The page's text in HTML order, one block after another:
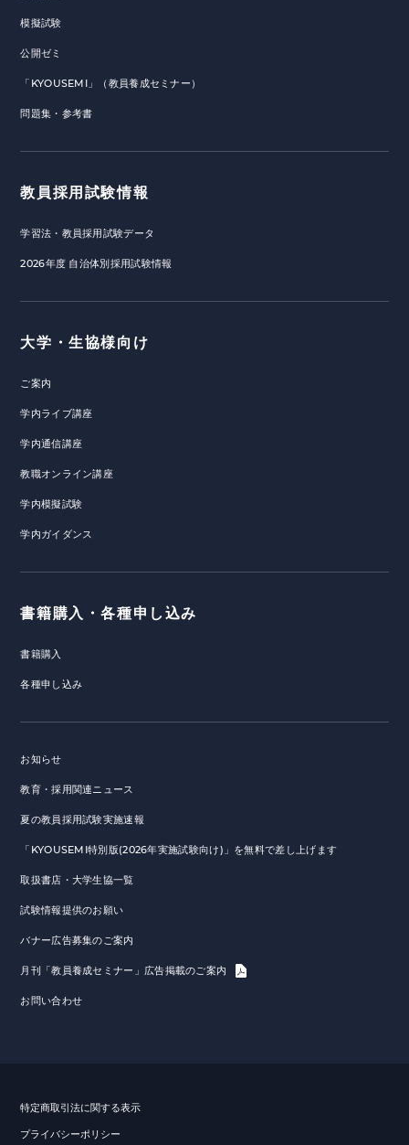
模擬試験
公開ゼミ
「KYOUSEMI」（教員養成セミナー）
問題集・参考書
教員採用試験情報
学習法・教員採用試験データ
2026年度 自治体別採用試験情報
大学・生協様向け
ご案内
学内ライブ講座
学内通信講座
教職オンライン講座
学内模擬試験
学内ガイダンス
書籍購入・各種申し込み
書籍購入
各種申し込み
お知らせ
教育・採用関連ニュース
夏の教員採用試験実施速報
「KYOUSEMI特別版(2026年実施試験向け)」を無料で差し上げます
取扱書店・大学生協一覧
試験情報提供のお願い
バナー広告募集のご案内
月刊「教員養成セミナー」広告掲載のご案内
お問い合わせ
特定商取引法に関する表示
プライバシーポリシー